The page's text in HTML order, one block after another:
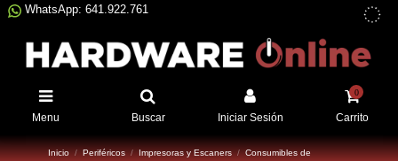
WhatsApp: 641.922.761
Menu Buscar Iniciar Sesión
0
Carrito
Inicio Periféricos Impresoras y Escaners
Consumibles de